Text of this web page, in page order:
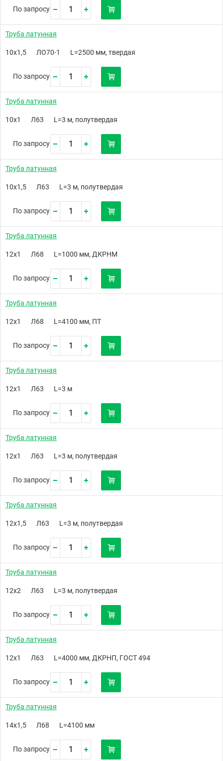
По запросу
Труба латунная
10х1,5 ЛО70-1 L=2500 мм, твердая
По запросу
Труба латунная
10х1 Л63 L=3 м, полутвердая
По запросу
Труба латунная
10х1,5 Л63 L=3 м, полутвердая
По запросу
Труба латунная
12х1 Л68 L=1000 мм, ДКРНМ
По запросу
Труба латунная
12х1 Л68 L=4100 мм, ПТ
По запросу
Труба латунная
12х1 Л63 L=3 м
По запросу
Труба латунная
12х1 Л63 L=3 м, полутвердая
По запросу
Труба латунная
12х1,5 Л63 L=3 м, полутвердая
По запросу
Труба латунная
12х2 Л63 L=3 м, полутвердая
По запросу
Труба латунная
12х1 Л63 L=4000 мм, ДКРНП, ГОСТ 494
По запросу
Труба латунная
14х1,5 Л68 L=4100 мм
По запросу